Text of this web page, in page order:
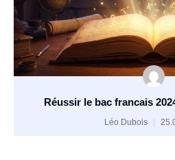
Réussir le bac francais
Léo Dubois